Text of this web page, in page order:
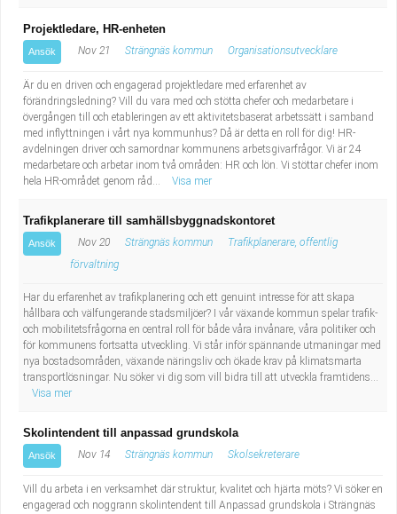
Projektledare, HR-enheten
Ansök Nov 21 Strängnäs kommun Organisationsutvecklare
Är du en driven och engagerad projektledare med erfarenhet av
förändringsledning? Vill du vara med och stötta chefer och medarbetare i
övergången till och etableringen av ett aktivitetsbaserat arbetssätt i samband
med inflyttningen i vårt nya kommunhus? Då är detta en roll för dig! HR-
avdelningen driver och samordnar kommunens arbetsgivarfrågor. Vi är 24
medarbetare och arbetar inom två områden: HR och lön. Vi stöttar chefer inom
hela HR-området genom råd...
Visa mer
Trafikplanerare till samhällsbyggnadskontoret
Ansök Nov 20 Strängnäs kommun
Trafikplanerare, offentlig
förvaltning
Har du erfarenhet av trafikplanering och ett genuint intresse för att skapa
hållbara och välfungerande stadsmiljöer? I vår växande kommun spelar trafik-
och mobilitetsfrågorna en central roll för både våra invånare, våra politiker och
för kommunens fortsatta utveckling. Vi står inför spännande utmaningar med
nya bostadsområden, växande näringsliv och ökade krav på klimatsmarta
transportlösningar. Nu söker vi dig som vill bidra till att utveckla framtidens...
Visa mer
Skolintendent till anpassad grundskola
Ansök Nov 14 Strängnäs kommun Skolsekreterare
Vill du arbeta i en verksamhet där struktur, kvalitet och hjärta möts? Vi söker en
engagerad och noggrann skolintendent till Anpassad grundskola i Strängnäs